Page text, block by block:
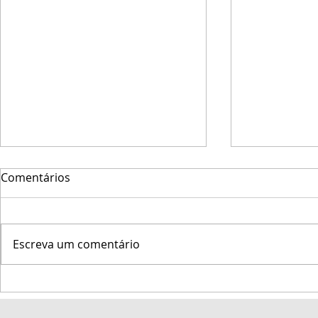
a 47ª Regata Marcílio Dias
Semana
Comentários
Escreva um comentário